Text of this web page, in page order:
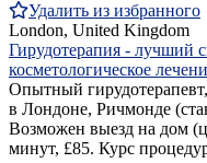
Удалить из избранного
London, United Kingdom
Гирудотерапия - лучший
косметологическое
Опытный
в Лондоне, Ричмонде
Возможен выезд на дом
минут, £85. Курс